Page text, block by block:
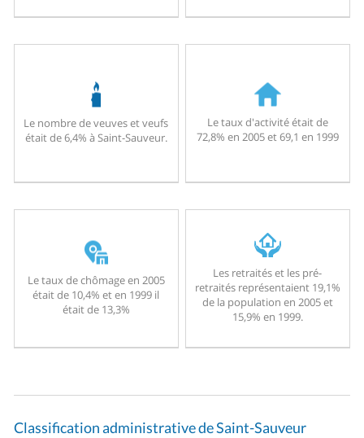
Le nombre de veuves et veufs
était de 6,4% à Saint-Sauveur.
Le taux d'activité était de
72,8% en 2005 et 69,1 en 1999
Le taux de chômage en 2005
était de 10,4% et en 1999 il
était de 13,3%
Les retraités et les pré-
retraités représentaient 19,1%
de la population en 2005 et
15,9% en 1999.
Classification administrative de Saint-Sauveur